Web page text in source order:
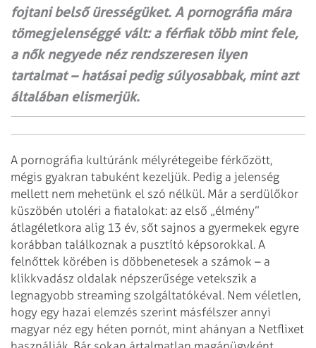
fojtani belső ürességüket. A pornográfia mára
tömegjelenséggé vált: a férfiak több mint fele,
a nők negyede néz rendszeresen ilyen
tartalmat – hatásai pedig súlyosabbak, mint azt
általában elismerjük.
A pornográfia kultúránk mélyrétegeibe férkőzött,
mégis gyakran tabuként kezeljük. Pedig a jelenség
mellett nem mehetünk el szó nélkül. Már a serdülőkor
küszöbén utoléri a fiatalokat: az első „élmény”
átlagéletkora alig 13 év, sőt sajnos a gyermekek egyre
korábban találkoznak a pusztító képsorokkal. A
felnőttek körében is döbbenetesek a számok – a
klikkvadász oldalak népszerűsége vetekszik a
legnagyobb streaming szolgáltatókéval. Nem véletlen,
hogy egy hazai elemzés szerint másfélszer annyi
magyar néz egy héten pornót, mint ahányan a Netflixet